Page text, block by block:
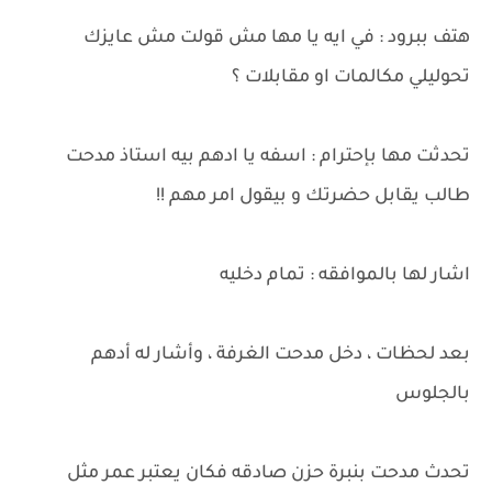
هتف ببرود : في ايه يا مها مش قولت مش عايزك
تحوليلي مكالمات او مقابلات ؟
تحدثت مها بإحترام : اسفه يا ادهم بيه استاذ مدحت
طالب يقابل حضرتك و بيقول امر مهم !!
اشار لها بالموافقه : تمام دخليه
بعد لحظات ، دخل مدحت الغرفة ، وأشار له أدهم
بالجلوس
تحدث مدحت بنبرة حزن صادقه فكان يعتبر عمر مثل